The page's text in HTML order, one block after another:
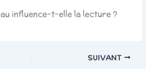
influence-t-elle la lecture ?
SUIVANT